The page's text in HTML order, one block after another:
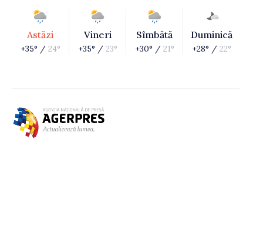
Astăzi
+35° / 24°
Vineri
+35° / 23°
Sîmbătă
+30° / 21°
Duminică
+28° / 22°